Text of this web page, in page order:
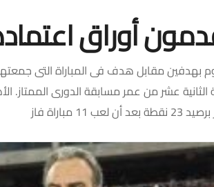
بهدفين مقابل هدف فى المباراة التى
عشر من عمر مسابقة الدورى الممتاز.
فاز